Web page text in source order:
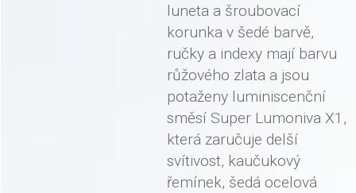
luneta a šroubovací
korunka v šedé barvě,
ručky a indexy mají barvu
růžového zlata a jsou
potaženy luminiscenční
směsí Super Lumoniva X1,
která zaručuje delší
svítivost, kaučukový
řemínek, šedá ocelová